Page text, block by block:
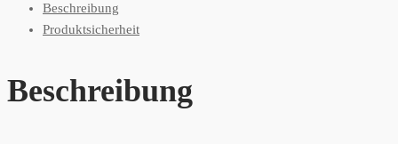
Beschreibung
Produktsicherheit
Beschreibung